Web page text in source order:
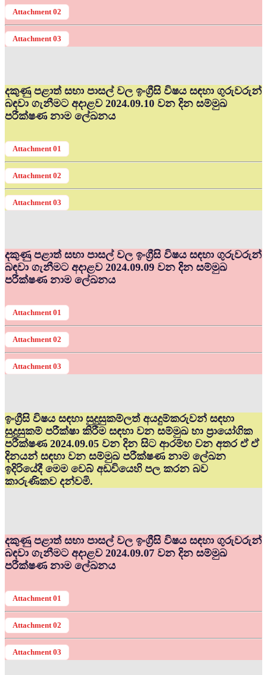
Attachment 02
Attachment 03
දකුණු පළාත් සභා පාසල් වල ඉංග්‍රීසි විෂය සඳහා ගුරුවරුන්
බඳවා ගැනීමට අදාළව 2024.09.10 වන දින සම්මුඛ
පරීක්ෂණ නාම ලේඛනය
Attachment 01
Attachment 02
Attachment 03
දකුණු පළාත් සභා පාසල් වල ඉංග්‍රීසි විෂය සඳහා ගුරුවරුන්
බඳවා ගැනීමට අදාළව 2024.09.09 වන දින සම්මුඛ
පරීක්ෂණ නාම ලේඛනය
Attachment 01
Attachment 02
Attachment 03
ඉංග්‍රීසි විෂය සඳහා සුදුසුකම්ලත් අයදුම්කරුවන් සඳහා
සුදුසුකම් පරීක්ෂා කිරීම සඳහා වන සම්මුඛ හා ප්‍රායෝගික
පරීක්ෂණ 2024.09.05 වන දින සිට ආරම්භ වන අතර ඒ ඒ
දිනයන් සඳහා වන සම්මුඛ පරීක්ෂණ නාම ලේඛන
ඉදිරියේදී මෙම වෙබ් අඩවියෙහි පල කරන බව
කාරුණිකව දන්වමි.
දකුණු පළාත් සභා පාසල් වල ඉංග්‍රීසි විෂය සඳහා ගුරුවරුන්
බඳවා ගැනීමට අදාළව 2024.09.07 වන දින සම්මුඛ
පරීක්ෂණ නාම ලේඛනය
Attachment 01
Attachment 02
Attachment 03